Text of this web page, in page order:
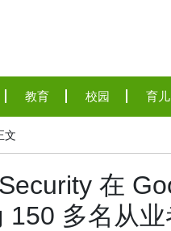
教育 校园 育儿
文
在
150 多名从